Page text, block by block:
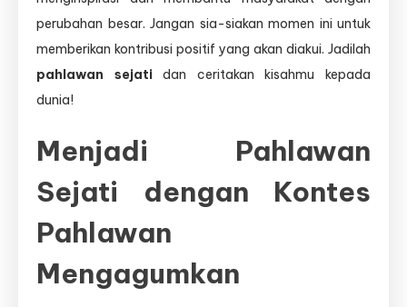
perubahan besar. Jangan sia-siakan momen ini untuk
memberikan kontribusi positif yang akan diakui. Jadilah
pahlawan sejatidan ceritakan kisahmu kepada
dunia!
Menjadi Pahlawan
Sejati dengan Kontes
Pahlawan
Mengagumkan